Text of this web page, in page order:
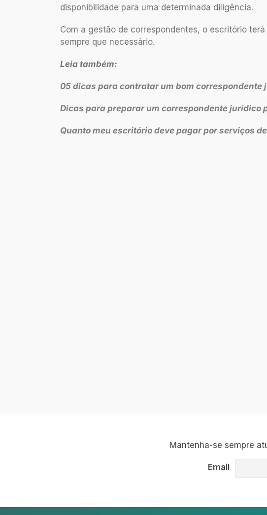
disponibilidade para uma determinada diligência.
Com a gestão de correspondentes, o escritório
sempre que necessário.
Leia também:
05 dicas para contratar um bom correspondente
Dicas para preparar um correspondente jurídico
Quanto meu escritório deve pagar por serviços
Mantenha-se sempre
Email